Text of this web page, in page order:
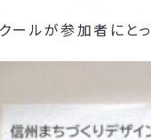
ールが参加者にと